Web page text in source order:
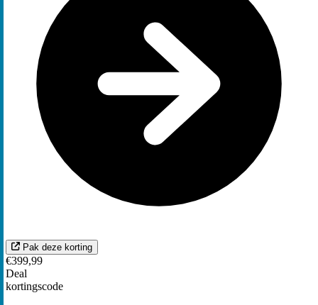
Pak deze korting
€399,99
Deal
kortingscode